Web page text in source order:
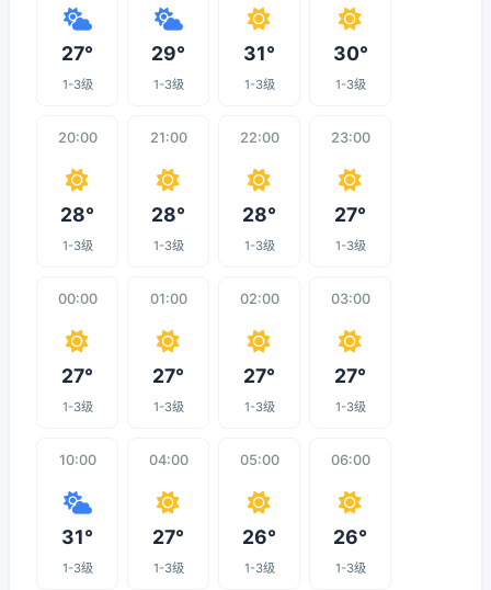
27°
1-3级
29°
1-3级
31°
1-3级
30°
1-3级
20:00
28°
1-3级
21:00
28°
1-3级
22:00
28°
1-3级
23:00
27°
1-3级
00:00
27°
1-3级
01:00
27°
1-3级
02:00
27°
1-3级
03:00
27°
1-3级
10:00
31°
1-3级
04:00
27°
1-3级
05:00
26°
1-3级
06:00
26°
1-3级